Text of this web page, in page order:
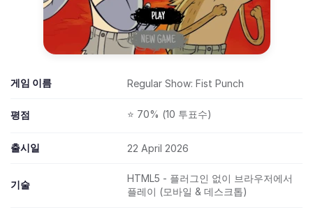
게임 이름 Regular Show: Fist Punch
평점 ⭐ 70% (10 투표수)
출시일 22 April 2026
기술
HTML5 - 플러그인 없이 브라우저에서
플레이 (모바일 & 데스크톱)